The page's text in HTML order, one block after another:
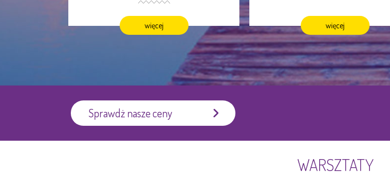
więcej więcej
Sprawdż nasze ceny
WARSZTATY